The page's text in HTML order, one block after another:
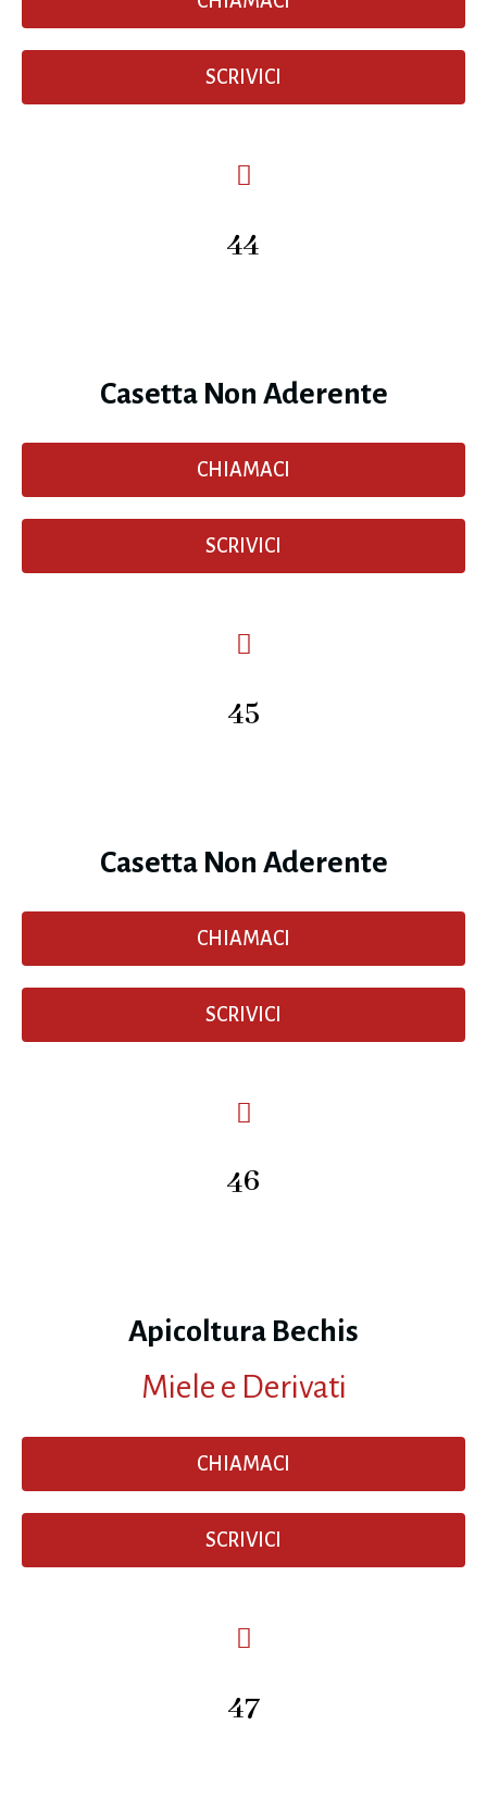
SCRIVICI
44
Casetta Non Aderente
CHIAMACI
SCRIVICI
45
Casetta Non Aderente​
CHIAMACI
SCRIVICI
46
Apicoltura Bechis
Miele e Derivati
CHIAMACI
SCRIVICI
47